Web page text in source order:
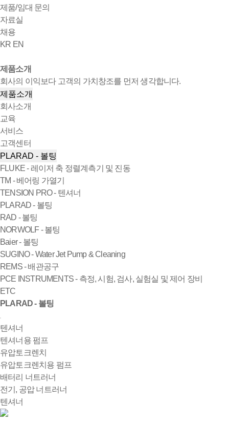
제품/임대 문의
자료실
채용
KR EN
제품소개
회사의 이익보다 고객의 가치창조를 먼저 생각합니다.
제품소개
회사소개
교육
서비스
고객센터
PLARAD - 볼팅
FLUKE - 레이저 축 정렬계측기 및 진동
TM - 베어링 가열기
TENSION PRO - 텐셔너
PLARAD - 볼팅
RAD - 볼팅
NORWOLF - 볼팅
Baier - 볼팅
SUGINO - Water Jet Pump & Cleaning
REMS - 배관공구
PCE INSTRUMENTS - 측정, 시험, 검사, 실험실 및 제어 장비
ETC
PLARAD - 볼팅
텐셔너
텐셔너용 펌프
유압토크렌치
유압토크렌치용 펌프
배터리 너트러너
전기, 공압 너트러너
텐셔너